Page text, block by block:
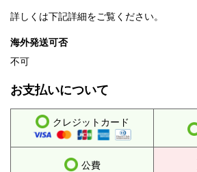
詳しくは下記詳細をご覧ください。
海外発送可否
不可
お支払いについて
クレジットカード
公費